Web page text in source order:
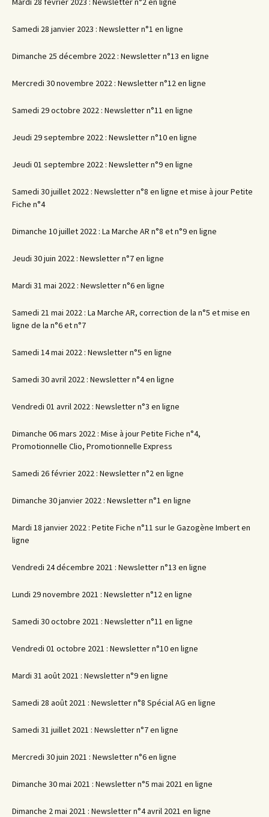
Samedi 28 janvier 2023 : Newsletter n°1 en ligne
Dimanche 25 décembre 2022 : Newsletter n°13 en ligne
Mercredi 30 novembre 2022 : Newsletter n°12 en ligne
Samedi 29 octobre 2022 : Newsletter n°11 en ligne
Jeudi 29 septembre 2022 : Newsletter n°10 en ligne
Jeudi 01 septembre 2022 : Newsletter n°9 en ligne
Samedi 30 juillet 2022 : Newsletter n°8 en ligne et mise à jour Petite
Fiche n°4
Dimanche 10 juillet 2022 : La Marche AR n°8 et n°9 en ligne
Jeudi 30 juin 2022 : Newsletter n°7 en ligne
Mardi 31 mai 2022 : Newsletter n°6 en ligne
Samedi 21 mai 2022 : La Marche AR, correction de la n°5 et mise en
ligne de la n°6 et n°7
Samedi 14 mai 2022 : Newsletter n°5 en ligne
Samedi 30 avril 2022 : Newsletter n°4 en ligne
Vendredi 01 avril 2022 : Newsletter n°3 en ligne
Dimanche 06 mars 2022 : Mise à jour Petite Fiche n°4,
Promotionnelle Clio, Promotionnelle Express
Samedi 26 février 2022 : Newsletter n°2 en ligne
Dimanche 30 janvier 2022 : Newsletter n°1 en ligne
Mardi 18 janvier 2022 : Petite Fiche n°11 sur le Gazogène Imbert en
ligne
Vendredi 24 décembre 2021 : Newsletter n°13 en ligne
Lundi 29 novembre 2021 : Newsletter n°12 en ligne
Samedi 30 octobre 2021 : Newsletter n°11 en ligne
Vendredi 01 octobre 2021 : Newsletter n°10 en ligne
Mardi 31 août 2021 : Newsletter n°9 en ligne
Samedi 28 août 2021 : Newsletter n°8 Spécial AG en ligne
Samedi 31 juillet 2021 : Newsletter n°7 en ligne
Mercredi 30 juin 2021 : Newsletter n°6 en ligne
Dimanche 30 mai 2021 : Newsletter n°5 mai 2021 en ligne
Dimanche 2 mai 2021 : Newsletter n°4 avril 2021 en ligne